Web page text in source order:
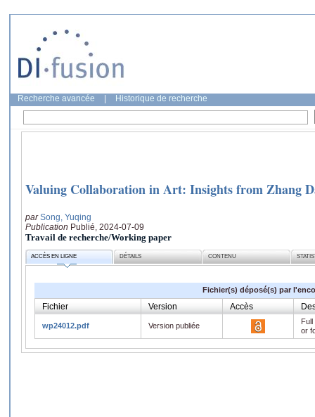
Recherche avancée Historique de recherche
Valuing Collaboration in Art: Insights from Zhang
parSong, Yuqing
Publication Publié, 2024-07-09
Travail de recherche/Working paper
ACCÈS EN LIGNE DÉTAILS CONTENU
Fichier(s) déposé(s) par
Fichier Version Accès
wp24012.pdf Version publiée
or